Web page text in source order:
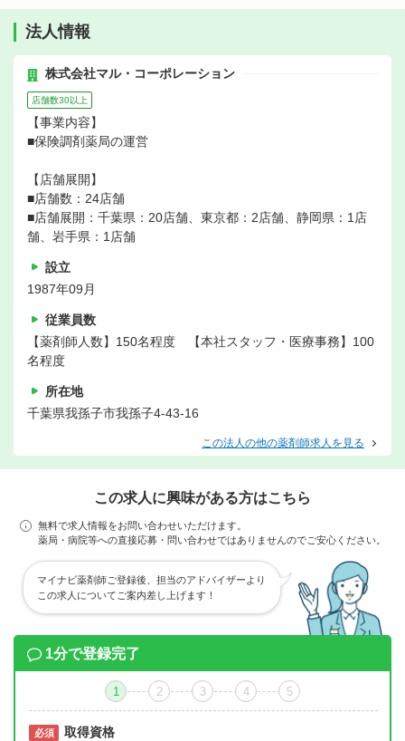
法人情報
株式会社マル・コーポレーション
店舗数30以上
【事業内容】
■保険調剤薬局の運営
【店舗展開】
■店舗数：24店舗
■店舗展開：千葉県：20店舗、東京都：2店舗、静岡県：1店
舗、岩手県：1店舗
設立
1987年09月
従業員数
【薬剤師人数】150名程度 【本社スタッフ・医療事務】100
名程度
所在地
千葉県我孫子市我孫子4-43-16
この法人の他の薬剤師求人を見る
この求人に興味がある方はこちら
無料で求人情報をお問い合わせいただけます。
薬局・病院等への直接応募・問い合わせではありませんのでご安心ください。
マイナビ薬剤師ご登録後、担当のアドバイザーより
この求人についてご案内差し上げます！
1分で登録完了
1 2 3 4 5
必須 取得資格